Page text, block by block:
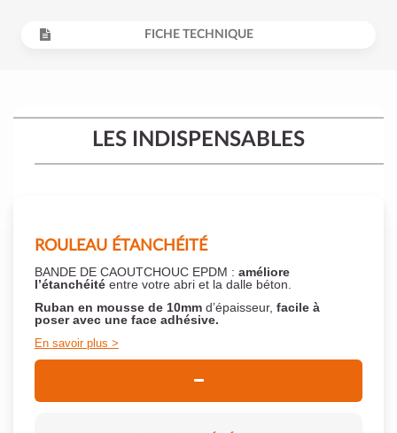
FICHE TECHNIQUE
LES INDISPENSABLES
ROULEAU ÉTANCHÉITÉ
BANDE DE CAOUTCHOUC EPDM : améliore
l’étanchéité entre votre abri et la dalle béton.
Ruban en mousse de 10mm d’épaisseur, facile à
poser avec une face adhésive.
En savoir plus